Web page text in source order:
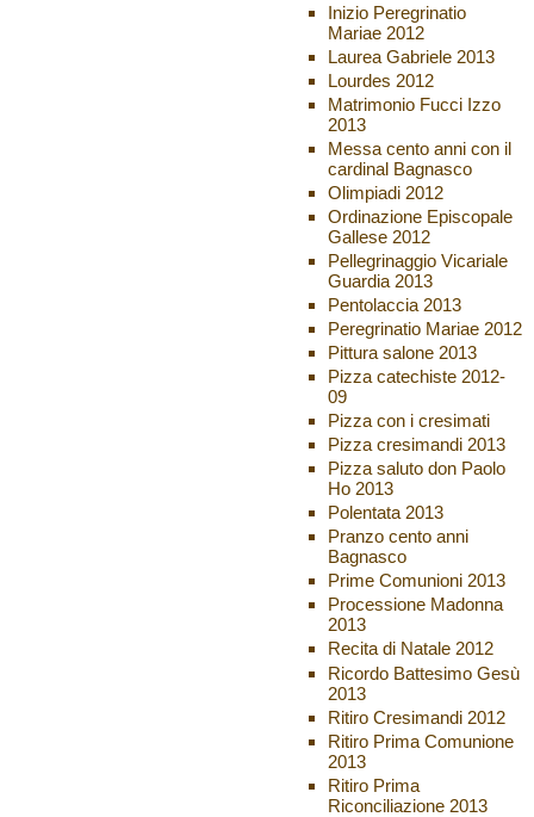
Inizio Peregrinatio
Mariae 2012
Laurea Gabriele 2013
Lourdes 2012
Matrimonio Fucci Izzo
2013
Messa cento anni con il
cardinal Bagnasco
Olimpiadi 2012
Ordinazione Episcopale
Gallese 2012
Pellegrinaggio Vicariale
Guardia 2013
Pentolaccia 2013
Peregrinatio Mariae 2012
Pittura salone 2013
Pizza catechiste 2012-
09
Pizza con i cresimati
Pizza cresimandi 2013
Pizza saluto don Paolo
Ho 2013
Polentata 2013
Pranzo cento anni
Bagnasco
Prime Comunioni 2013
Processione Madonna
2013
Recita di Natale 2012
Ricordo Battesimo Gesù
2013
Ritiro Cresimandi 2012
Ritiro Prima Comunione
2013
Ritiro Prima
Riconciliazione 2013